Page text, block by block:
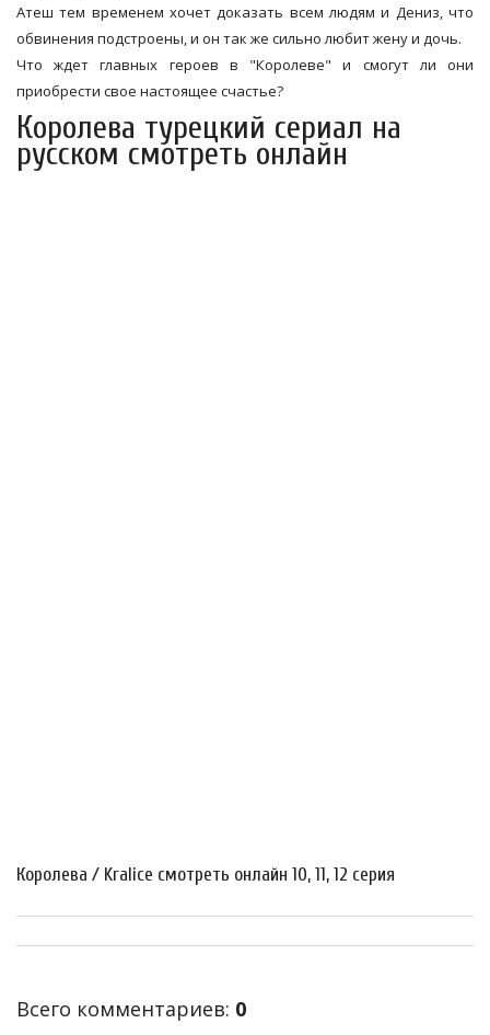
Атеш тем временем хочет доказать всем людям и Дениз, что
обвинения подстроены, и он так же сильно любит жену и дочь.
Что ждет главных героев в "Королеве" и смогут ли они
приобрести свое настоящее счастье?
Королева турецкий сериал на
русском смотреть онлайн
Королева / Kralice смотреть онлайн 10, 11, 12 серия
Всего комментариев: 0